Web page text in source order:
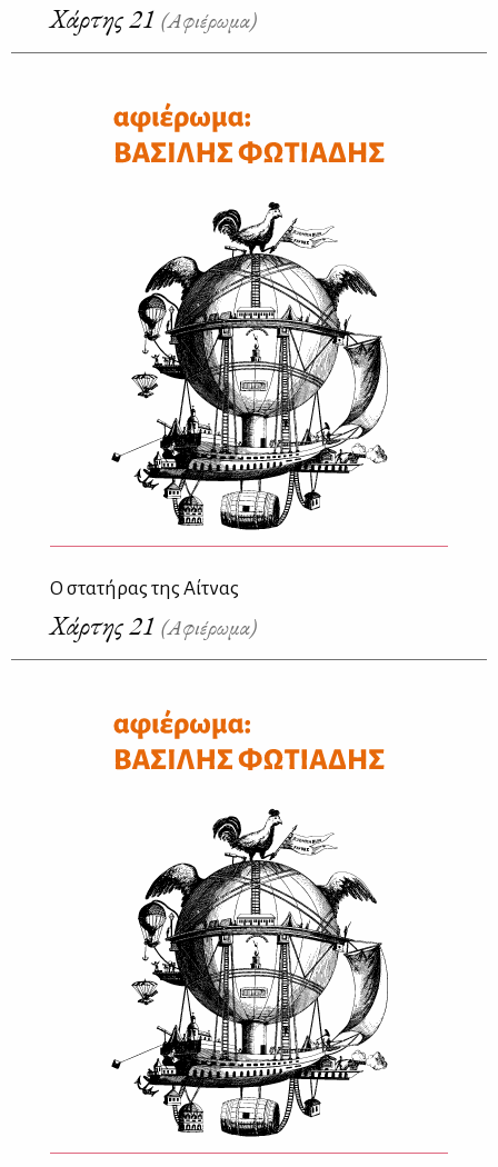
Χάρτης 21 (Αφιέρωμα)
Ο στατήρας της Αίτνας
Χάρτης 21 (Αφιέρωμα)